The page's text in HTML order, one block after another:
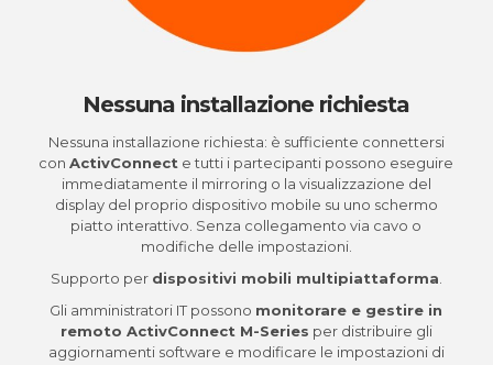
Nessuna installazione richiesta
Nessuna installazione richiesta: è sufficiente connettersi
conActivConnect e tutti i partecipanti possono eseguire
immediatamente il mirroring o la visualizzazione del
display del proprio dispositivo mobile su uno schermo
piatto interattivo. Senza collegamento via cavo o
modifiche delle impostazioni.
Supporto per dispositivi mobili multipiattaforma.
​Gli amministratori IT possono monitorare e gestire in
remoto ActivConnect M-Series per distribuire gli
aggiornamenti software e modificare le impostazioni di